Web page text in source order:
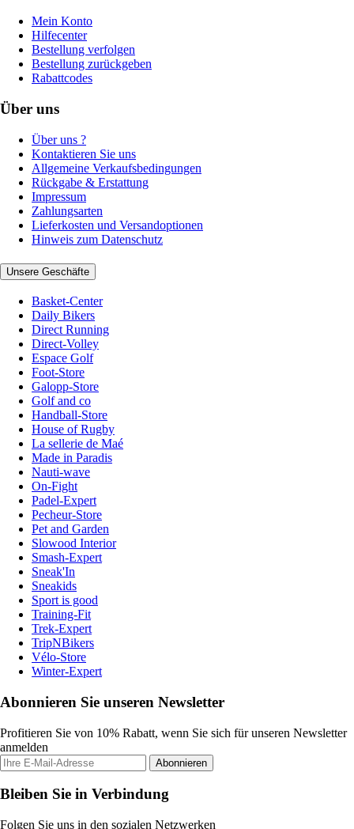
Mein Konto
Hilfecenter
Bestellung verfolgen
Bestellung zurückgeben
Rabattcodes
Über uns
Über uns ?
Kontaktieren Sie uns
Allgemeine Verkaufsbedingungen
Rückgabe & Erstattung
Impressum
Zahlungsarten
Lieferkosten und Versandoptionen
Hinweis zum Datenschutz
Unsere Geschäfte
Basket-Center
Daily Bikers
Direct Running
Direct-Volley
Espace Golf
Foot-Store
Galopp-Store
Golf and co
Handball-Store
House of Rugby
La sellerie de Maé
Made in Paradis
Nauti-wave
On-Fight
Padel-Expert
Pecheur-Store
Pet and Garden
Slowood Interior
Smash-Expert
Sneak'In
Sneakids
Sport is good
Training-Fit
Trek-Expert
TripNBikers
Vélo-Store
Winter-Expert
Abonnieren Sie unseren Newsletter
Profitieren Sie von 10% Rabatt, wenn Sie sich für unseren Newsletter
anmelden
Abonnieren
Bleiben Sie in Verbindung
Folgen Sie uns in den sozialen Netzwerken